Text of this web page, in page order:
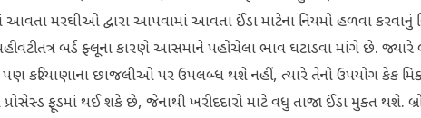
મરઘીઓ દ્વારા આપવામાં આવતા ઈંડા માટેના નિયમો હળવા કરવાનું
વહીવટીતંત્ર બર્ડ ફ્લૂના કારણે આસમાને પહોંચેલા ભાવ ઘટાડવા માંગે છે. જ્યારે
પણ કરિયાણાના છાજલીઓ પર ઉપલબ્ધ થશે નહીં, ત્યારે તેનો ઉપયોગ કેક
ફૂડમાં થઈ શકે છે, જેનાથી ખરીદદારો માટે વધુ તાજા ઈંડા મુક્ત થશે.